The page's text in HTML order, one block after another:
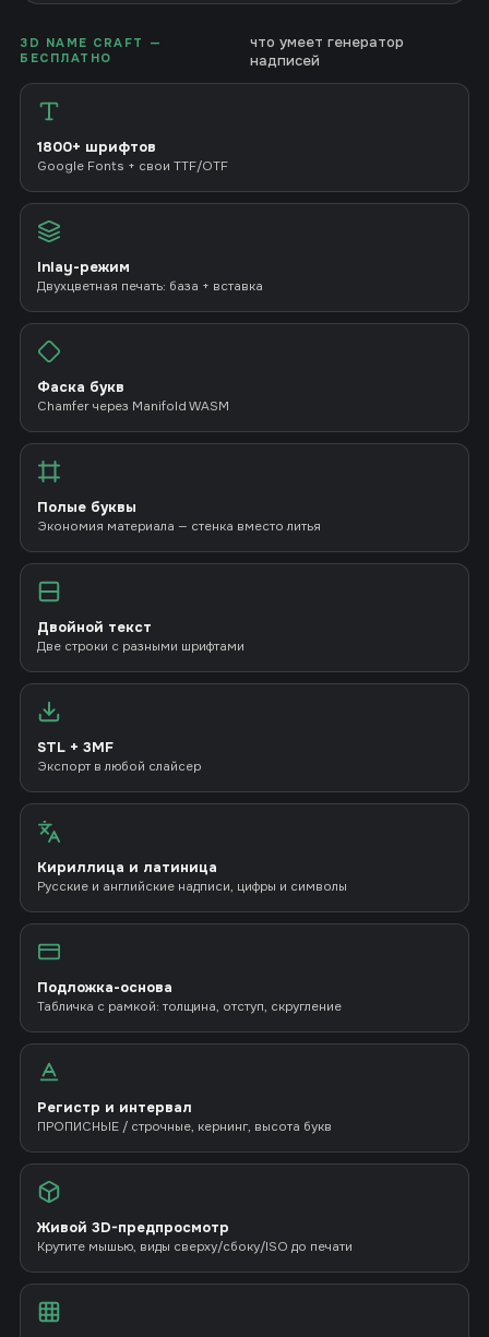
3D NAME CRAFT —
БЕСПЛАТНО
что умеет генератор
надписей
1800+ шрифтов
Google Fonts + свои TTF/OTF
Inlay-режим
Двухцветная печать: база + вставка
Фаска букв
Chamfer через Manifold WASM
Полые буквы
Экономия материала — стенка вместо литья
Двойной текст
Две строки с разными шрифтами
STL + 3MF
Экспорт в любой слайсер
Кириллица и латиница
Русские и английские надписи, цифры и символы
Подложка-основа
Табличка с рамкой: толщина, отступ, скругление
Регистр и интервал
ПРОПИСНЫЕ / строчные, кернинг, высота букв
Живой 3D-предпросмотр
Крутите мышью, виды сверху/сбоку/ISO до печати